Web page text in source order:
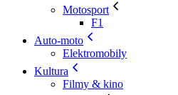
Motosport
F1
Auto-moto
Elektromobily
Kultura
Filmy & kino